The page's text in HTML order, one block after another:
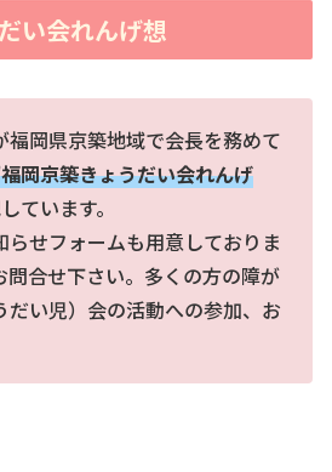
い会れんげ想
福岡県京築地域で会長を務めて
岡京築きょうだい会れんげ
ています。
らせフォームも用意しておりま
問合せ下さい。多くの方の障が
だい児）会の活動への参加、お